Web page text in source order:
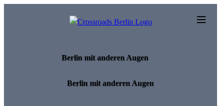
Berlin mit anderen Augen
Berlin mit anderen Augen